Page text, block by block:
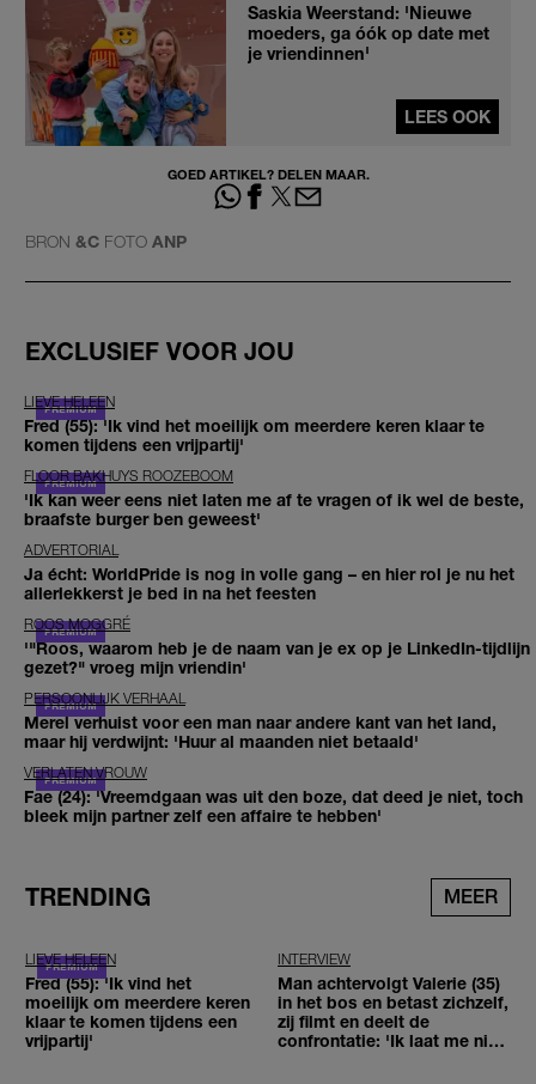
Saskia Weerstand: 'Nieuwe
moeders, ga óók op date met
je vriendinnen'
LEES OOK
GOED ARTIKEL? DELEN MAAR.
BRON &C FOTO ANP
EXCLUSIEF VOOR JOU
LIEVE HELEEN
Fred (55): 'Ik vind het moeilijk om meerdere keren klaar te
komen tijdens een vrijpartij'
FLOOR BAKHUYS ROOZEBOOM
'Ik kan weer eens niet laten me af te vragen of ik wel de beste,
braafste burger ben geweest'
ADVERTORIAL
Ja écht: WorldPride is nog in volle gang – en hier rol je nu het
allerlekkerst je bed in na het feesten
ROOS MOGGRÉ
'"Roos, waarom heb je de naam van je ex op je LinkedIn-tijdlijn
gezet?" vroeg mijn vriendin'
PERSOONLIJK VERHAAL
Merel verhuist voor een man naar andere kant van het land,
maar hij verdwijnt: 'Huur al maanden niet betaald'
VERLATEN VROUW
Fae (24): 'Vreemdgaan was uit den boze, dat deed je niet, toch
bleek mijn partner zelf een affaire te hebben'
TRENDING MEER
LIEVE HELEEN
Fred (55): 'Ik vind het
moeilijk om meerdere keren
klaar te komen tijdens een
vrijpartij'
INTERVIEW
Man achtervolgt Valerie (35)
in het bos en betast zichzelf,
zij filmt en deelt de
confrontatie: 'Ik laat me niet